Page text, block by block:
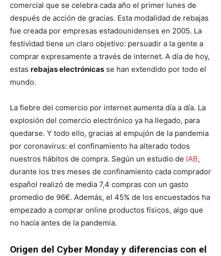
comercial que se celebra cada año el primer lunes de
después de acción de gracias. Esta modalidad de rebajas
fue creada por empresas estadounidenses en 2005. La
festividad tiene un claro objetivo: persuadir a la gente a
comprar expresamente a través de internet. A día de hoy,
estas rebajas electrónicas se han extendido por todo el
mundo.
La fiebre del comercio por internet aumenta día a día. La
explosión del comercio electrónico ya ha llegado, para
quedarse. Y todo ello, gracias al empujón de la pandemia
por coronavirus: el confinamiento ha alterado todos
nuestros hábitos de compra. Según un estudio de IAB,
durante los tres meses de confinamiento cada comprador
español realizó de media 7,4 compras con un gasto
promedio de 96€. Además, el 45% de los encuestados ha
empezado a comprar online productos físicos, algo que
no hacía antes de la pandemia.
Origen del Cyber Monday y diferencias con el